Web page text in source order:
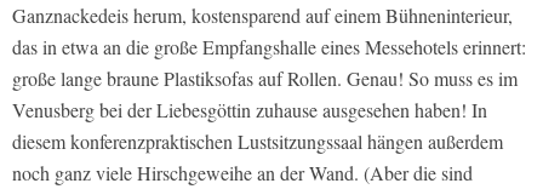
Ganznackedeis herum, kostensparend auf einem Bühneninterieur,
das in etwa an die große Empfangshalle eines Messehotels erinnert:
große lange braune Plastiksofas auf Rollen. Genau! So muss es im
Venusberg bei der Liebesgöttin zuhause ausgesehen haben! In
diesem konferenzpraktischen Lustsitzungssaal hängen außerdem
noch ganz viele Hirschgeweihe an der Wand. (Aber die sind